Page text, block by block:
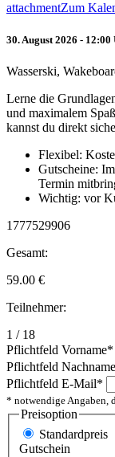
attachmentZum
30. August 2026 -
Wasserski,
Lerne die
und maximalem
kannst du direkt
Flexibel:
Gutscheine:
Termin
Wichtig: vor
1777529906
Gesamt:
59.00 €
Teilnehmer:
1 / 18
Pflichtfeld Vorname*
Pflichtfeld Nachname
Pflichtfeld E-Mail*
* notwendige Angaben,
Preisoption
Standardpreis
Gutschein